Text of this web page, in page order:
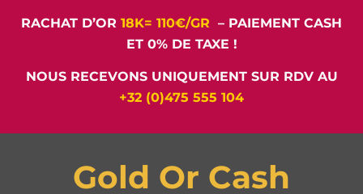
RACHAT D’OR 18K= 110€/GR – PAIEMENT CASH
ET 0% DE TAXE !
NOUS RECEVONS UNIQUEMENT SUR RDV AU
+32 (0)475 555 104
Gold Or Cash